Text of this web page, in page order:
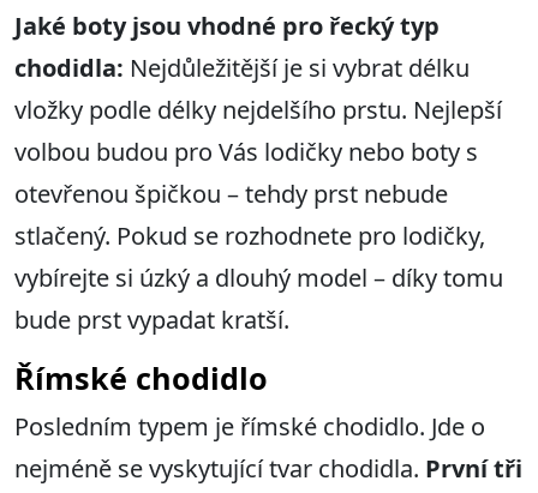
Jaké boty jsou vhodné pro řecký typ
chodidla: Nejdůležitější je si vybrat délku
vložky podle délky nejdelšího prstu. Nejlepší
volbou budou pro Vás lodičky nebo boty s
otevřenou špičkou – tehdy prst nebude
stlačený. Pokud se rozhodnete pro lodičky,
vybírejte si úzký a dlouhý model – díky tomu
bude prst vypadat kratší.
Římské chodidlo
Posledním typem je římské chodidlo. Jde o
nejméně se vyskytující tvar chodidla. První tři